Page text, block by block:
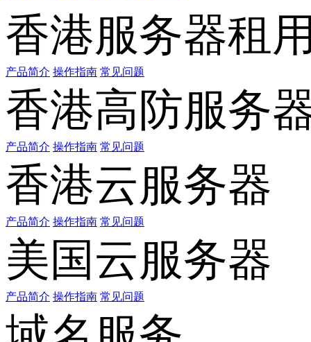
香港服务器租
产品简介 操作指南 常见问题
香港高防服务
产品简介 操作指南 常见问题
香港云服务器
产品简介 操作指南 常见问题
美国云服务器
产品简介 操作指南 常见问题